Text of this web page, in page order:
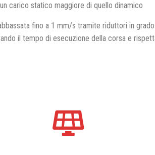
carico statico maggiore di quello dinamico
fino a 1 mm/s tramite riduttori in
il tempo di esecuzione della corsa e